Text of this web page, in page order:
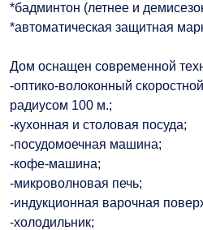
*бадминтон (летнее и
*автоматическая защитная
Дом оснащен современной
-оптико-волоконный
радиусом 100 м.;
-кухонная и столовая посуда;
-посудомоечная машина;
-кофе-машина;
-микроволновая печь;
-индукционная варочная
-холодильник;